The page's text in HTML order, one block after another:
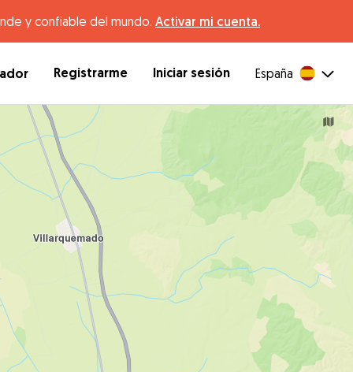
y confiable del mundo. Activar mi cuenta.
Registrarme Iniciar sesión España